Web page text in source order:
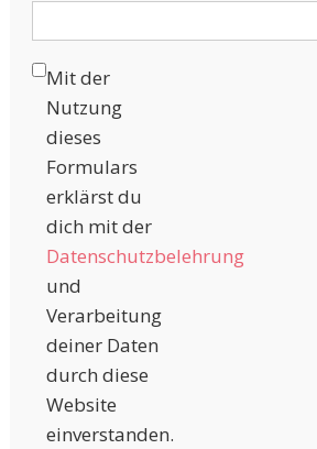
Mit der
Nutzung
dieses
Formulars
erklärst du
dich mit der
Datenschutzbelehrung
und
Verarbeitung
deiner Daten
durch diese
Website
einverstanden.